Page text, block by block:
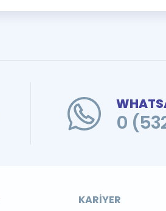
0
KARIYER